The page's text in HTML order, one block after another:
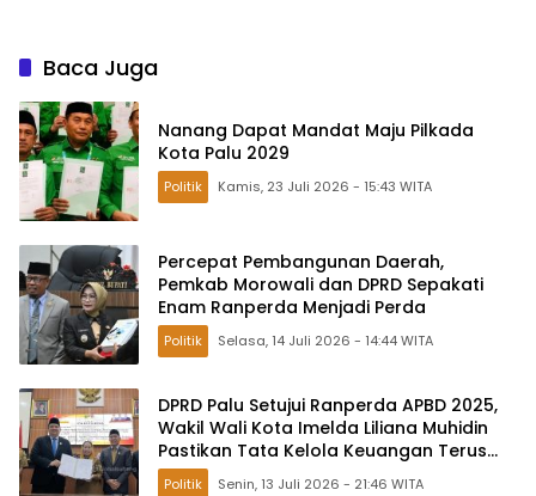
Baca Juga
Nanang Dapat Mandat Maju Pilkada
Kota Palu 2029
Politik Kamis, 23 Juli 2026 - 15:43 WITA
Percepat Pembangunan Daerah,
Pemkab Morowali dan DPRD Sepakati
Enam Ranperda Menjadi Perda
Politik Selasa, 14 Juli 2026 - 14:44 WITA
DPRD Palu Setujui Ranperda APBD 2025,
Wakil Wali Kota Imelda Liliana Muhidin
Pastikan Tata Kelola Keuangan Terus
Dibenahi
Politik Senin, 13 Juli 2026 - 21:46 WITA